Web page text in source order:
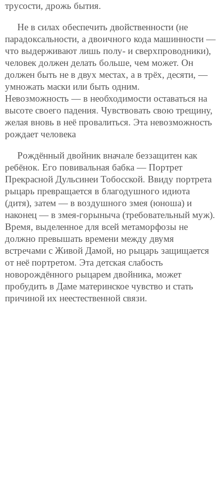
трусости, дрожь бытия.
Не в силах обеспечить двойственности (не
парадоксальности, а двоичного кода машинности —
что выдерживают лишь полу- и сверхпроводники),
человек должен делать больше, чем может. Он
должен быть не в двух местах, а в трёх, десяти, —
умножать маски или быть одним.
Невозможность — в необходимости оставаться на
высоте своего падения. Чувствовать свою трещину,
желая вновь в неё провалиться. Эта невозможность
рождает человека
Рождённый двойник вначале беззащитен как
ребёнок. Его повивальная бабка — Портрет
Прекрасной Дульсинеи Тобосской. Ввиду портрета
рыцарь превращается в благодушного идиота
(дитя), затем — в воздушного змея (юноша) и
наконец — в змея-горыныча (требовательный муж).
Время, выделенное для всей метаморфозы не
должно превышать времени между двумя
встречами с Живой Дамой, но рыцарь защищается
от неё портретом. Эта детская слабость
новорождённого рыцарем двойника, может
пробудить в Даме материнское чувство и стать
причиной их неестественной связи.